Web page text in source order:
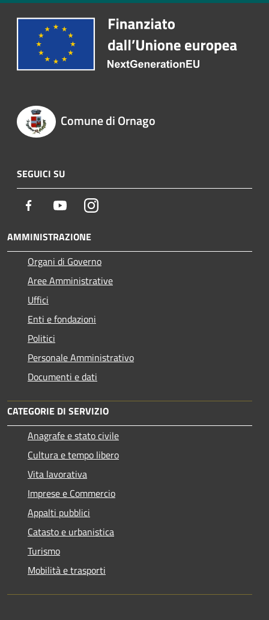
Comune di Ornago
SEGUICI SU
Facebook YoutubeInstagram
AMMINISTRAZIONE
Organi di Governo
Aree Amministrative
Uffici
Enti e fondazioni
Politici
Personale Amministrativo
Documenti e dati
CATEGORIE DI SERVIZIO
Anagrafe e stato civile
Cultura e tempo libero
Vita lavorativa
Imprese e Commercio
Appalti pubblici
Catasto e urbanistica
Turismo
Mobilità e trasporti